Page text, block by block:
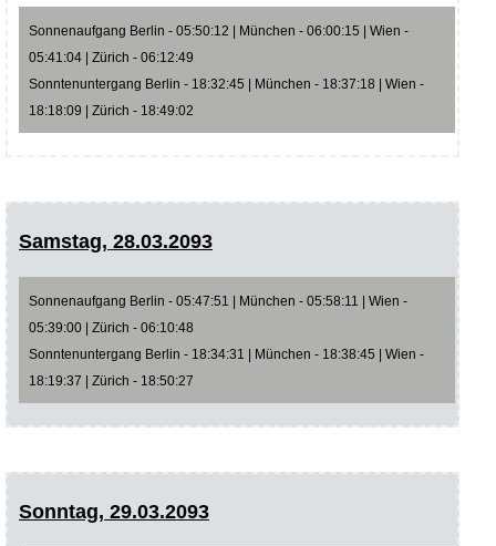
Sonnenaufgang Berlin - 05:50:12 | München - 06:00:15 | Wien -
05:41:04 | Zürich - 06:12:49
Sonntenuntergang Berlin - 18:32:45 | München - 18:37:18 | Wien -
18:18:09 | Zürich - 18:49:02
Samstag, 28.03.2093
Sonnenaufgang Berlin - 05:47:51 | München - 05:58:11 | Wien -
05:39:00 | Zürich - 06:10:48
Sonntenuntergang Berlin - 18:34:31 | München - 18:38:45 | Wien -
18:19:37 | Zürich - 18:50:27
Sonntag, 29.03.2093